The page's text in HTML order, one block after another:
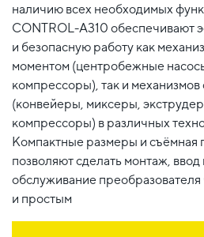
наличию всех необходимых
CONTROL-A310 обеспечивают
и безопасную работу как
моментом (центробежные
компрессоры), так и
(конвейеры, миксеры,
компрессоры) в различных
Компактные размеры и съёмная
позволяют сделать монтаж, ввод
обслуживание
и простым